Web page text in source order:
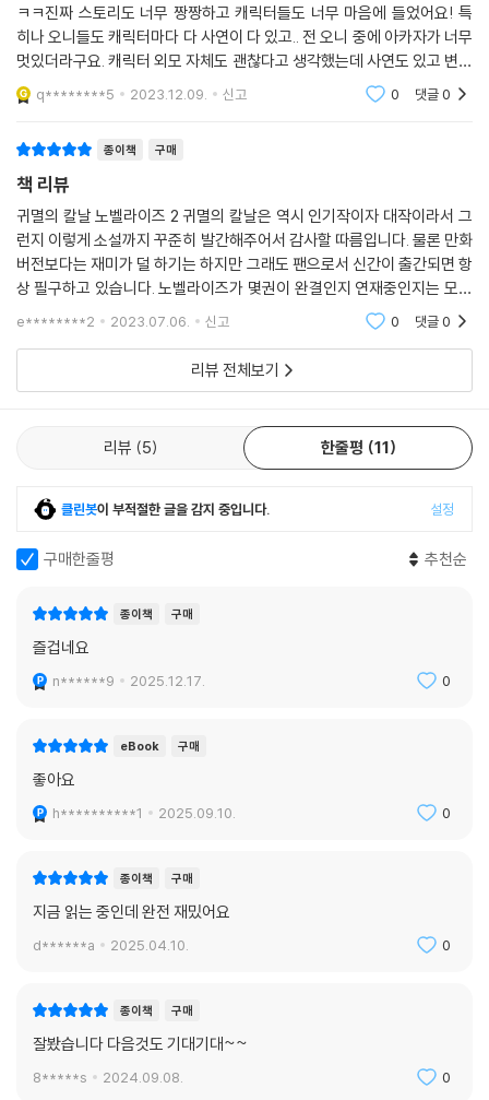
ㅋㅋ진짜 스토리도 너무 짱짱하고 캐릭터들도 너무 마음에 들었어요! 특
히나 오니들도 캐릭터마다 다 사연이 다 있고.. 전 오니 중에 아카자가 너무
멋있더라구요. 캐릭터 외모 자체도 괜찮다고 생각했는데 사연도 있고 변하
지 않는 마음? 행동이랄까 그게 참 멋있고 대단하다고 느껴지는 부분이었
어요. 진짜 무잔
q********5 2023.12.09. 신고 0 댓글0
종이책 구매
책 리뷰
귀멸의 칼날 노벨라이즈 2 귀멸의 칼날은 역시 인기작이자 대작이라서 그
런지 이렇게 소설까지 꾸준히 발간해주어서 감사할 따름입니다. 물론 만화
버전보다는 재미가 덜 하기는 하지만 그래도 팬으로서 신간이 출간되면 항
상 필구하고 있습니다. 노벨라이즈가 몇권이 완결인지 연재중인지는 모르
겠지만 나오는 족족 구매할 예정입니다. 꾸준하게 발간만 해주십시오.
e********2 2023.07.06. 신고 0 댓글0
리뷰 전체보기
리뷰 5 한줄평 11
클린봇이 부적절한 글을 감지 중입니다. 설정
구매한줄평 추천순
종이책 구매
즐겁네요
n******9 2025.12.17. 0
eBook 구매
좋아요
h**********1 2025.09.10. 0
종이책 구매
지금 읽는 중인데 완전 재밌어요
d******a 2025.04.10. 0
종이책 구매
잘봤습니다 다음것도 기대기대~~
8*****s 2024.09.08. 0